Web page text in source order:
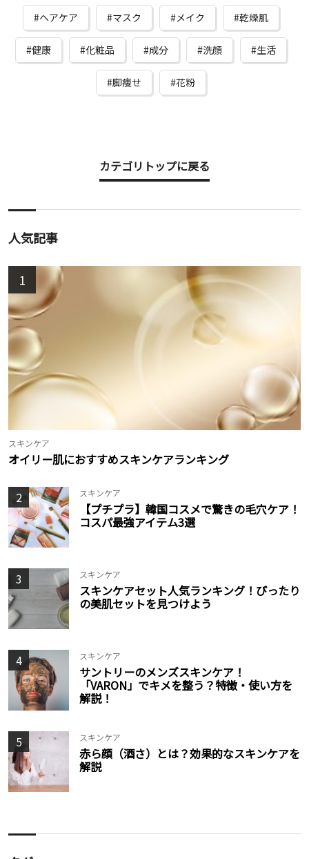
ヘアケア マスク メイク 乾燥肌
健康 化粧品 成分 洗顔 生活
脚痩せ 花粉
カテゴリトップに戻る
人気記事
1
スキンケア
オイリー肌におすすめスキンケアランキング
2 スキンケア
【プチプラ】韓国コスメで驚きの毛穴ケア！
コスパ最強アイテム3選
3 スキンケア
スキンケアセット人気ランキング！ぴったり
の美肌セットを見つけよう
4 スキンケア
サントリーのメンズスキンケア！
「VARON」でキメを整う？特徴・使い方を
解説！
5 スキンケア
赤ら顔（酒さ）とは？効果的なスキンケアを
解説